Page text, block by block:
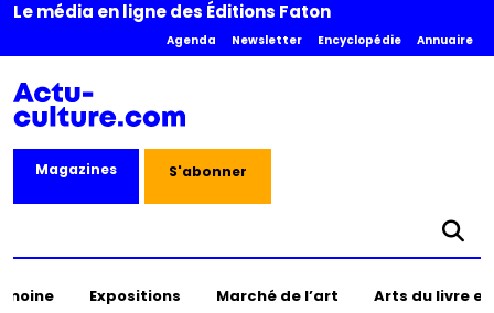
Le média en ligne des Éditions Faton
Agenda Newsletter Encyclopédie Annuaire
Magazines S'abonner
Expositions Marché de l’art Arts du livre